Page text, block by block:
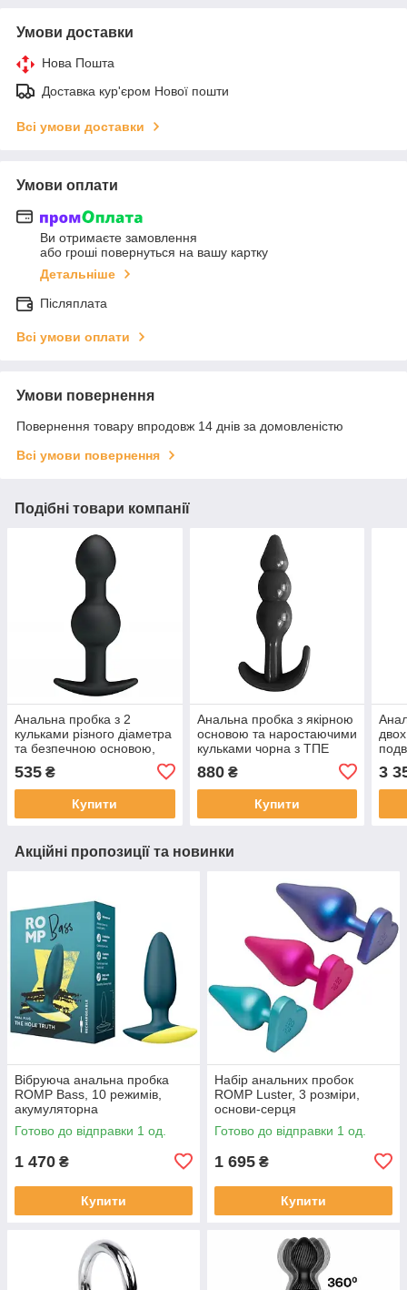
Умови доставки
Нова Пошта
Доставка кур'єром Нової пошти
Всі умови доставки
Умови оплати
Ви отримаєте замовлення
або гроші повернуться на вашу картку
Детальніше
Післяплата
Всі умови оплати
Умови повернення
Повернення товару впродовж 14 днів за домовленістю
Всі умови повернення
Подібні товари компанії
Анальна пробка з 2
кульками різного діаметра
та безпечною основою,
535 ₴
Купити
Анальна пробка з якірною
основою та наростаючими
кульками чорна з ТПЕ
880₴
Купити
3
Акційні пропозиції та новинки
Вібруюча анальна пробка
ROMP Bass, 10 режимів,
акумуляторна
Готово до відправки 1 од.
1 470 ₴
Купити
Набір анальних пробок
ROMP Luster, 3 розміри,
основи-серця
Готово до відправки 1 од.
1 695 ₴
Купити